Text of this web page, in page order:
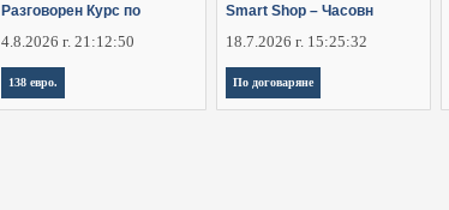
Разговорен Курс по
4.8.2026 г. 21:12:50
138 евро.
Smart Shop – Часовн
18.7.2026 г. 15:25:32
По договаряне